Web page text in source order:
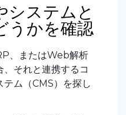
システムと
うかを確認
、またはWeb解析
それと連携するコ
テム（CMS）を探し